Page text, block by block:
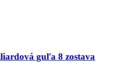
guľa 8 zostava